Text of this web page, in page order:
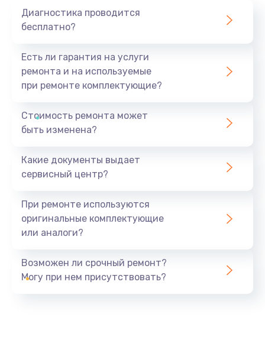
Диагностика проводится
бесплатно?
Есть ли гарантия на услуги
ремонта и на используемые
при ремонте комплектующие?
Стоимость ремонта может
быть изменена?
Какие документы выдает
сервисный центр?
При ремонте используются
оригинальные комплектующие
или аналоги?
Возможен ли срочный ремонт?
Могу при нем присутствовать?